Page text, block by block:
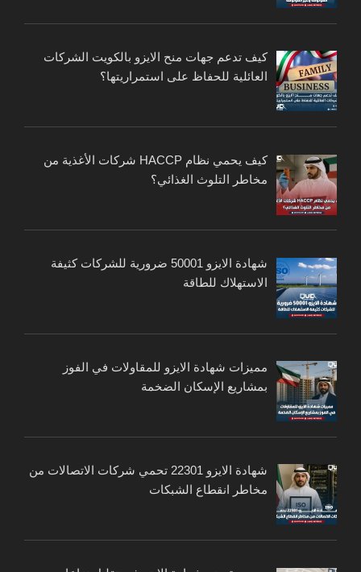
كيف تدعم جهات منح الايزو بالكويت الشركات
العائلية للحفاظ على استمراريتها؟
كيف يحمي نظام HACCP شركات الأغذية من
مخاطر التلوث الغذائي؟
شهادة الايزو 50001 ضرورية للشركات كثيفة
الاستهلاك للطاقة
مميزات شهادة الايزو للمقاولات في الفوز
بمشاريع الإسكان الضخمة
شهادة الايزو 22301 تحمي شركات الاتصالات من
مخاطر انقطاع الشبكات